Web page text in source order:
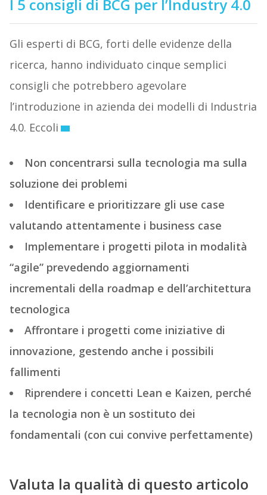
I 5 consigli di BCG per l’Industry 4.0
Gli esperti di BCG, forti delle evidenze della
ricerca, hanno individuato cinque semplici
consigli che potrebbero agevolare
l’introduzione in azienda dei modelli di Industria
4.0. Eccoli
Non concentrarsi sulla tecnologia ma sulla
soluzione dei problemi
Identificare e prioritizzare gli use case
valutando attentamente i business case
Implementare i progetti pilota in modalità
“agile” prevedendo aggiornamenti
incrementali della roadmap e dell’architettura
tecnologica
Affrontare i progetti come iniziative di
innovazione, gestendo anche i possibili
fallimenti
Riprendere i concetti Lean e Kaizen, perché
la tecnologia non è un sostituto dei
fondamentali (con cui convive perfettamente)
Valuta la qualità di questo articolo